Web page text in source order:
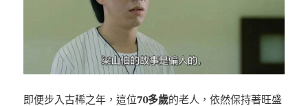
即便步入古稀之年，這位70多歲的老人，依然保持著旺盛